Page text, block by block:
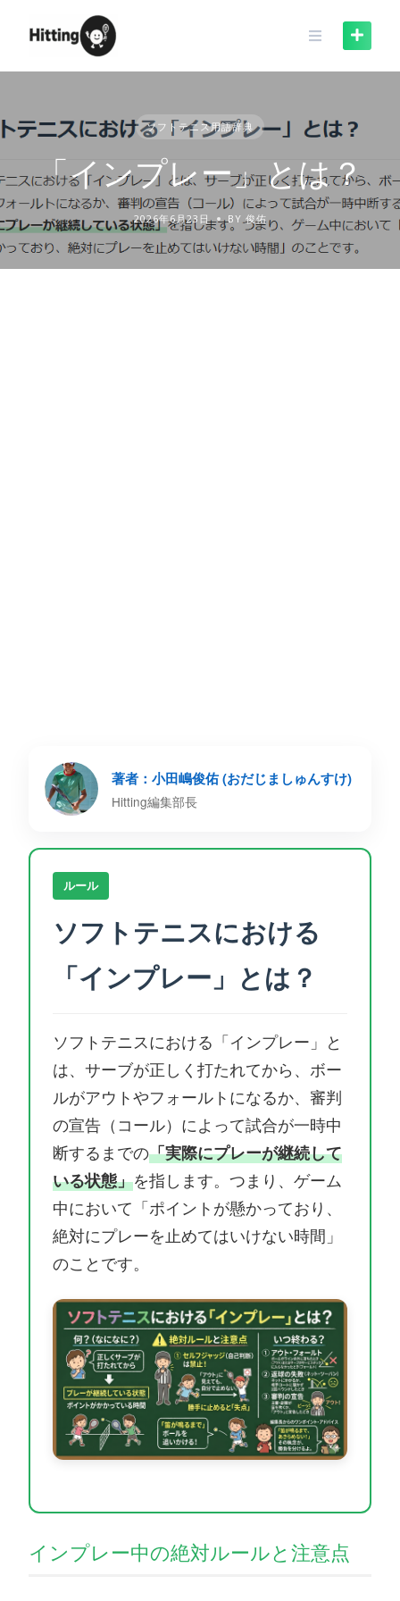
ソフトテニス用語辞典
「インプレー」とは？
2026年6月23日 BY 俊佑
著者：小田嶋俊佑 (おだじましゅんすけ)
Hitting編集部長
ルール
ソフトテニスにおける
「インプレー」とは？
ソフトテニスにおける「インプレー」と
は、サーブが正しく打たれてから、ボー
ルがアウトやフォールトになるか、審判
の宣告（コール）によって試合が一時中
断するまでの「実際にプレーが継続して
いる状態」を指します。つまり、ゲーム
中において「ポイントが懸かっており、
絶対にプレーを止めてはいけない時間」
のことです。
インプレー中の絶対ルールと注意点